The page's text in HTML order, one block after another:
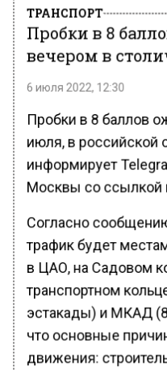
ТРАНСПОРТ
Пробки в 8
вечером в
6 июля 2022, 12:30
Пробки в 8 баллов
июля, в российской
информирует
Москвы со
Согласно
трафик будет
в ЦАО, на Садовом
транспортном
эстакады) и МКАД
что основные
движения: